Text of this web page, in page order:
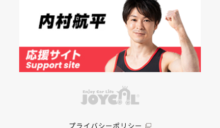
プライバシーポリシー